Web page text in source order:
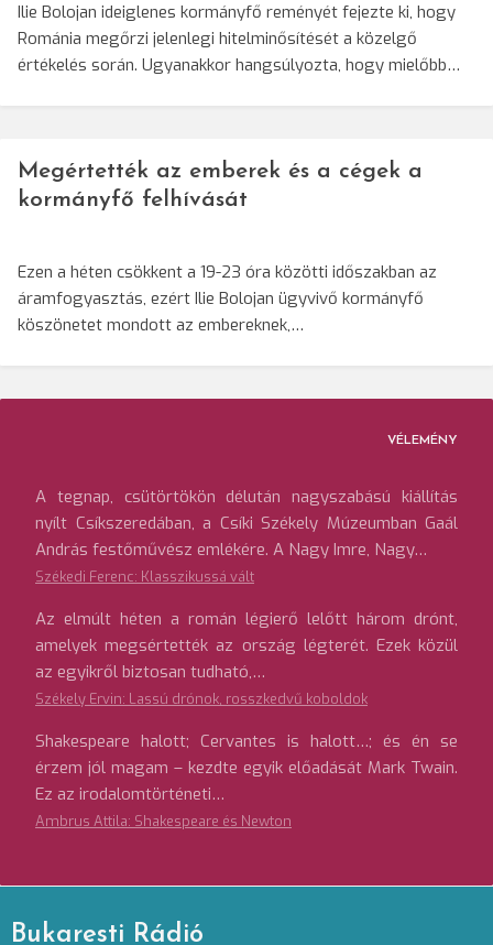
Ilie Bolojan ideiglenes kormányfő reményét fejezte ki, hogy
Románia megőrzi jelenlegi hitelminősítését a közelgő
értékelés során. Ugyanakkor hangsúlyozta, hogy mielőbb…
Megértették az emberek és a cégek a
kormányfő felhívását
Ezen a héten csökkent a 19-23 óra közötti időszakban az
áramfogyasztás, ezért Ilie Bolojan ügyvivő kormányfő
köszönetet mondott az embereknek,…
VÉLEMÉNY
A tegnap, csütörtökön délután nagyszabású kiállítás
nyílt Csíkszeredában, a Csíki Székely Múzeumban Gaál
András festőművész emlékére. A Nagy Imre, Nagy…
Székedi Ferenc: Klasszikussá vált
Az elmúlt héten a román légierő lelőtt három drónt,
amelyek megsértették az ország légterét. Ezek közül
az egyikről biztosan tudható,…
Székely Ervin: Lassú drónok, rosszkedvű koboldok
Shakespeare halott; Cervantes is halott…; és én se
érzem jól magam – kezdte egyik előadását Mark Twain.
Ez az irodalomtörténeti…
Ambrus Attila: Shakespeare és Newton
Bukaresti Rádió